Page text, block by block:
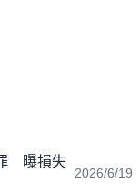
曝損失
2026/6/19